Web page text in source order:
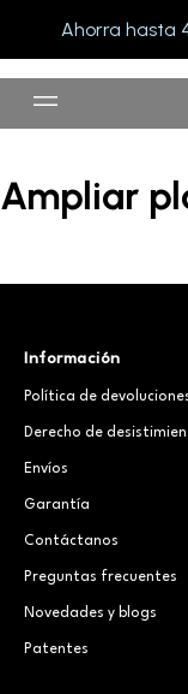
Ahorra hasta
Ampliar
Información
Política de
Derecho de
Envíos
Garantía
Contáctanos
Preguntas frecuentes
Novedades y blogs
Patentes